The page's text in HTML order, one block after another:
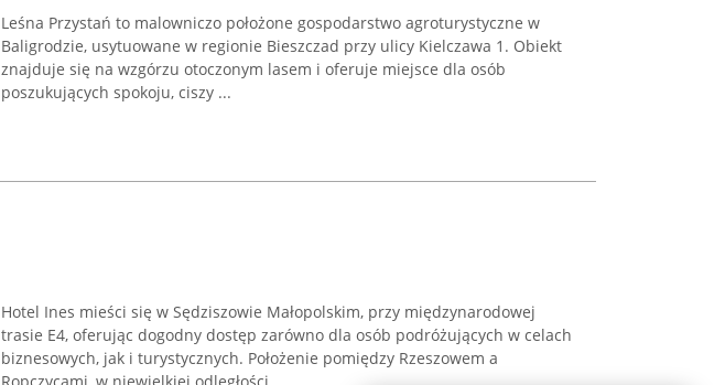
Leśna Przystań to malowniczo położone gospodarstwo agroturystyczne w
Baligrodzie, usytuowane w regionie Bieszczad przy ulicy Kielczawa 1. Obiekt
znajduje się na wzgórzu otoczonym lasem i oferuje miejsce dla osób
poszukujących spokoju, ciszy ...
Hotel Ines mieści się w Sędziszowie Małopolskim, przy międzynarodowej
trasie E4, oferując dogodny dostęp zarówno dla osób podróżujących w celach
biznesowych, jak i turystycznych. Położenie pomiędzy Rzeszowem a